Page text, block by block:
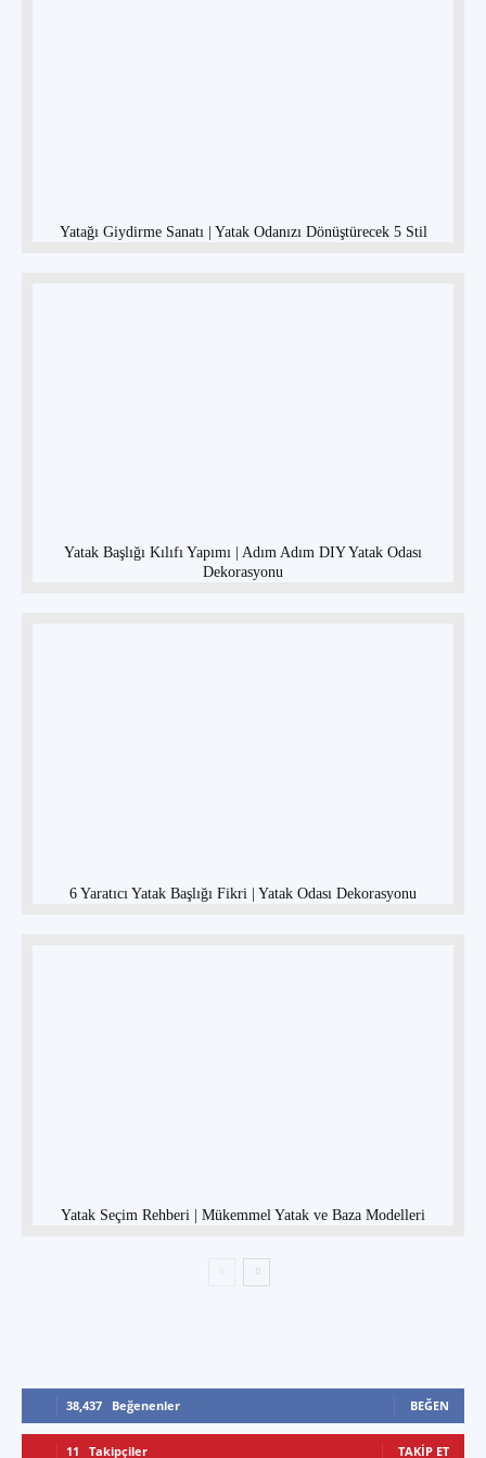
Yatağı Giydirme Sanatı | Yatak Odanızı Dönüştürecek 5 Stil
Yatak Başlığı Kılıfı Yapımı | Adım Adım DIY Yatak Odası
Dekorasyonu
6 Yaratıcı Yatak Başlığı Fikri | Yatak Odası Dekorasyonu
Yatak Seçim Rehberi | Mükemmel Yatak ve Baza Modelleri
38,437 Beğenenler BEĞEN
11 Takipçiler TAKIP ET